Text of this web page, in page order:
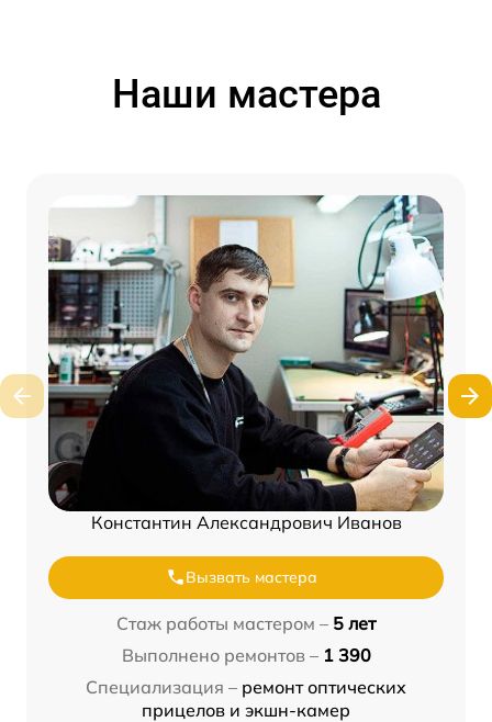
Наши мастера
Константин Александрович Иванов
Вызвать мастера
Стаж работы мастером – 5 лет
Выполнено ремонтов – 1 390
Специализация – ремонт оптических
прицелов и экшн-камер